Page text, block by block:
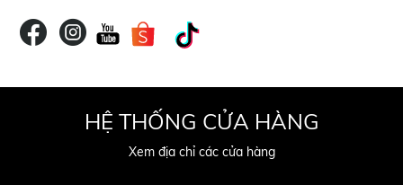
HỆ THỐNG CỬA HÀNG
Xem địa chỉ các cửa hàng